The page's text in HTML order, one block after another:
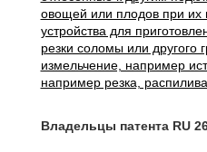
овощей или плодов при их
устройства для
резки соломы или другого
измельчение, например
например резка,
Владельцы патента RU